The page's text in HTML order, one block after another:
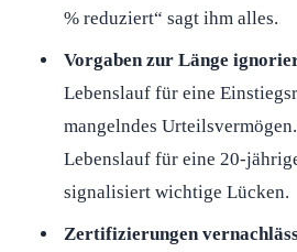
% reduziert“ sagt ihm alles.
Vorgaben zur Länge
Lebenslauf für eine
mangelndes
Lebenslauf für eine 20-
signalisiert wichtige Lücken.
Zertifizierungen